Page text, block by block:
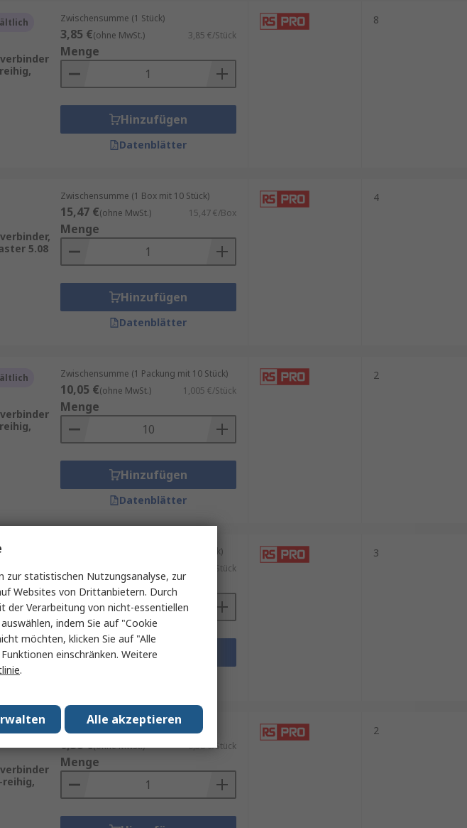
kann der Schutz vor Feuchtigkeit, Vibrationen und
um sicherzustellen, dass sie zuverlässig und
Zwischensumme (1 Stück)
3,85 €(ohne MwSt.) 3,85 €/Stück
Menge
Hinzufügen
Datenblätter
8
5.08
Zwischensumme (1 Box mit 10 Stück)
15,47 €(ohne MwSt.) 15,47 €/Box
Menge
Hinzufügen
Datenblätter
4
Zwischensumme (1 Packung mit 10 Stück)
10,05 €(ohne MwSt.) 1,005 €/Stück
Menge
Hinzufügen
Datenblätter
2
reihig,
Zwischensumme (1 Packung mit 5 Stück)
0,69 €/Stück
Menge
Hinzufügen
3
Zwischensumme (1 Stück)
0,38 €(ohne MwSt.) 0,38 €/Stück
Menge
2
zur statistischen Nutzungsanalyse, zur
Websites von Drittanbietern. Durch
der Verarbeitung von nicht-essentiellen
indem Sie auf "Cookie
möchten, klicken Sie auf "Alle
einschränken. Weitere
.
Alle akzeptieren